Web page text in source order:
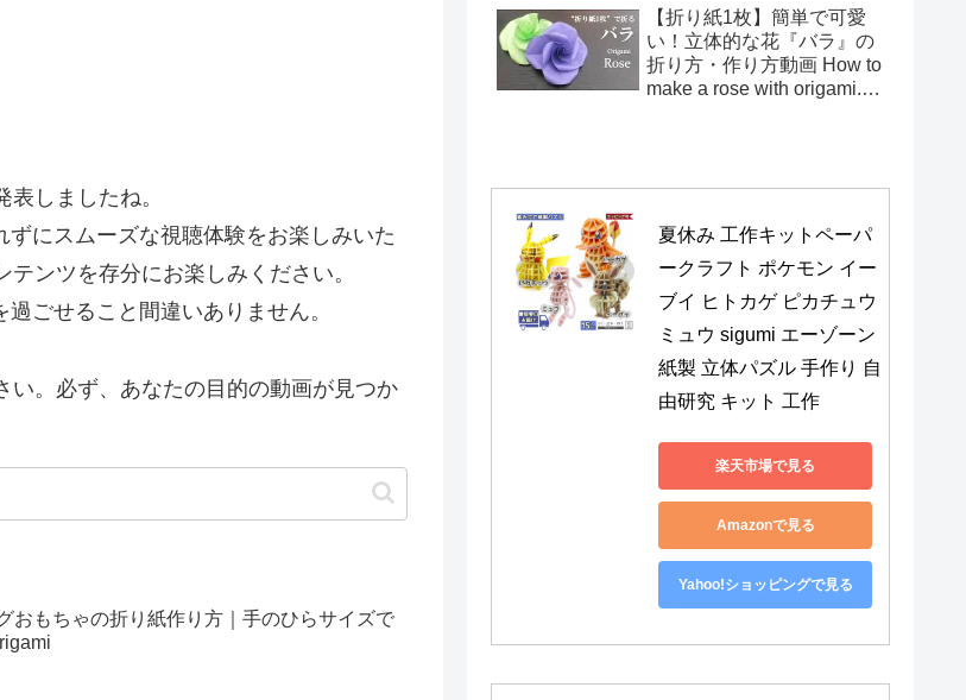
しましたね。
にスムーズな視聴体験をお楽しみいた
ンツを存分にお楽しみください。
ごせること間違いありません。
。必ず、あなたの目的の動画が見つか
おもちゃの折り紙作り方｜手のひらサイズで
【折り紙1枚】簡単で可愛
い！立体的な花『バラ』の
折り方・作り方動画 How to
make a rose with origami.It's
夏休み 工作キットペーパ
ークラフト ポケモン イー
ブイ ヒトカゲ ピカチュウ
ミュウ sigumi エーゾーン
紙製 立体パズル 手作り 自
由研究 キット 工作
楽天市場で見る
Amazonで見る
Yahoo!ショッピングで見る